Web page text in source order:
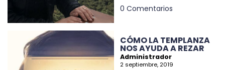
0 Comentarios
CÓMO LA TEMPLANZA
NOS AYUDA A REZAR
Administrador
2 septiembre, 2019